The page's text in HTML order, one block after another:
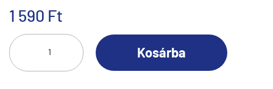
1 590 Ft
Kosárba